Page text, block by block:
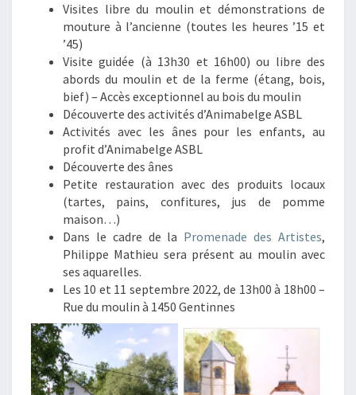
Visites libre du moulin et démonstrations de
mouture à l’ancienne (toutes les heures ’15 et
’45)
Visite guidée (à 13h30 et 16h00) ou libre des
abords du moulin et de la ferme (étang, bois,
bief) – Accès exceptionnel au bois du moulin
Découverte des activités d’Animabelge ASBL
Activités avec les ânes pour les enfants, au
profit d’Animabelge ASBL
Découverte des ânes
Petite restauration avec des produits locaux
(tartes, pains, confitures, jus de pomme
maison…)
Dans le cadre de la Promenade des Artistes,
Philippe Mathieu sera présent au moulin avec
ses aquarelles.
Les 10 et 11 septembre 2022, de 13h00 à 18h00 –
Rue du moulin à 1450 Gentinnes